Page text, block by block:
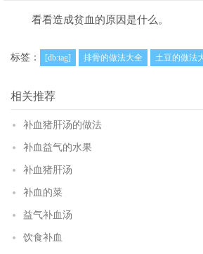
看看造成贫血的原因是什么。
标签： [db:tag] 排骨的做法大全 土豆的做法
相关推荐
补血猪肝汤的做法
补血益气的水果
补血猪肝汤
补血的菜
益气补血汤
饮食补血